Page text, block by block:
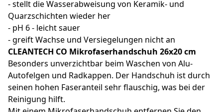
- stellt die Wasserabweisung von Keramik- und
Quarzschichten wieder her
- pH 6 - leicht sauer
- greift Wachse und Versiegelungen nicht an
CLEANTECH CO Mikrofaserhandschuh 26x20 cm
Besonders unverzichtbar beim Waschen von Alu-
Autofelgen und Radkappen. Der Handschuh ist durch
seinen hohen Faseranteil sehr flauschig, was bei der
Reinigung hilft.